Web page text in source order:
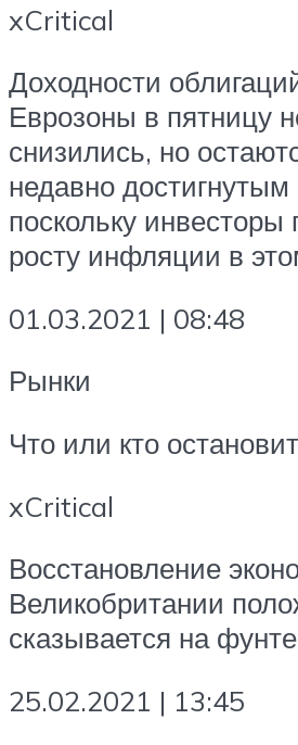
xCritical
Доходности
Еврозоны в пятницу
снизились, но
недавно
поскольку инвесторы
росту инфляции в
01.03.2021 | 08:48
Рынки
Что или кто
xCritical
Восстановление
Великобритании
сказывается на
25.02.2021 | 13:45